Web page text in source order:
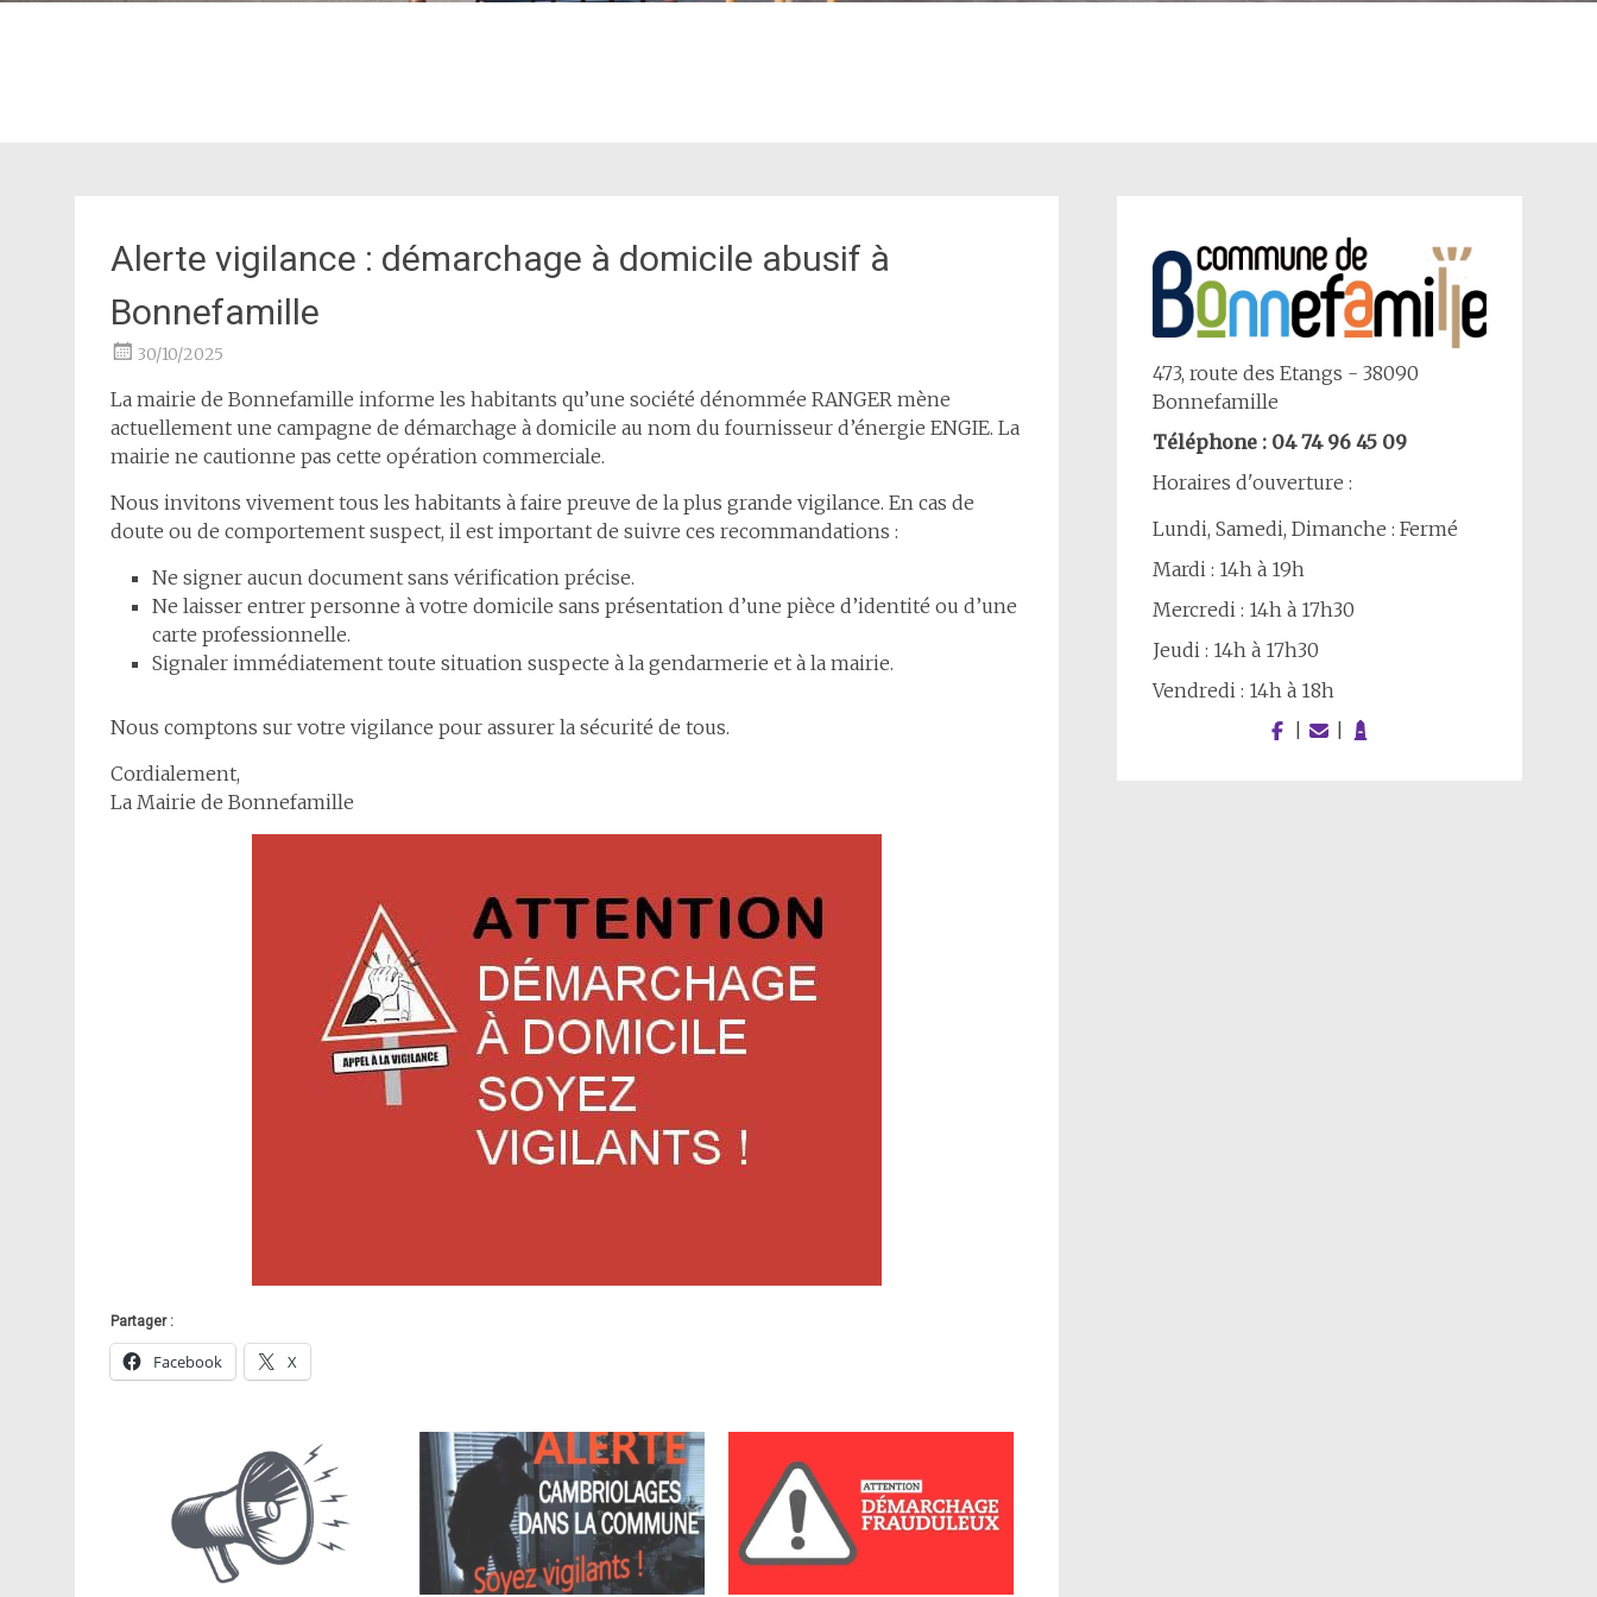
Alerte vigilance : démarchage à domicile abusif à
Bonnefamille
30/10/2025
La mairie de Bonnefamille informe les habitants qu’une société dénommée RANGER mène
actuellement une campagne de démarchage à domicile au nom du fournisseur d’énergie ENGIE. La
mairie ne cautionne pas cette opération commerciale.
Nous invitons vivement tous les habitants à faire preuve de la plus grande vigilance. En cas de
doute ou de comportement suspect, il est important de suivre ces recommandations :
Ne signer aucun document sans vérification précise.
Ne laisser entrer personne à votre domicile sans présentation d’une pièce d’identité ou d’une
carte professionnelle.
Signaler immédiatement toute situation suspecte à la gendarmerie et à la mairie.
Nous comptons sur votre vigilance pour assurer la sécurité de tous.
Cordialement,
La Mairie de Bonnefamille
Partager :
Facebook X
473, route des Etangs - 38090
Bonnefamille
Téléphone : 04 74 96 45 09
Horaires d'ouverture :
Lundi, Samedi, Dimanche : Fermé
Mardi : 14h à 19h
Mercredi : 14h à 17h30
Jeudi : 14h à 17h30
Vendredi : 14h à 18h